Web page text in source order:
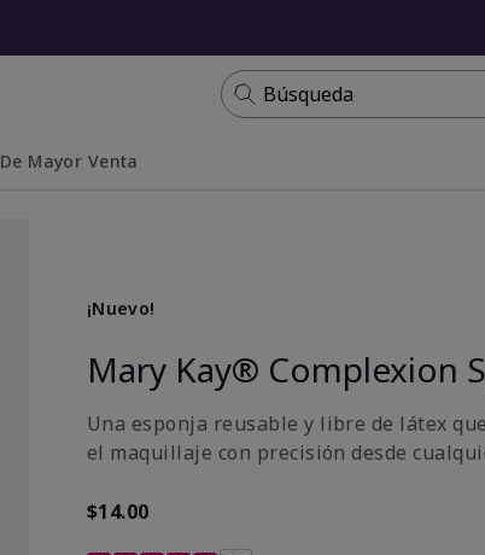
Búsqueda
De Mayor Venta
¡Nuevo!
Mary Kay® Complexion
Una esponja reusable y libre de látex
el maquillaje con precisión desde
$14.00